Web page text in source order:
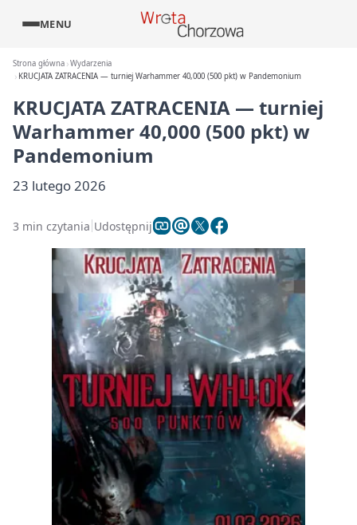
MENU
Strona główna Wydarzenia
KRUCJATA ZATRACENIA — turniej Warhammer 40,000 (500 pkt) w Pandemonium
KRUCJATA ZATRACENIA — turniej
Warhammer 40,000 (500 pkt) w
Pandemonium
23 lutego 2026
3 min czytania Udostępnij